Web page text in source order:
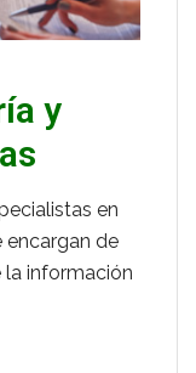
y
en
encargan de
la información